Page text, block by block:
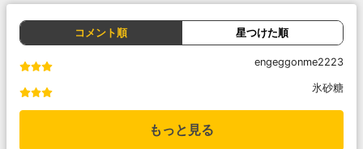
コメント順 星つけた順
engeggonme2223
氷砂糖
もっと見る